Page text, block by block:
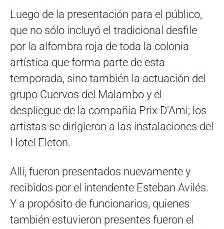
Luego de la presentación para el público,
que no sólo incluyó el tradicional desfile
por la alfombra roja de toda la colonia
artística que forma parte de esta
temporada, sino también la actuación del
grupo Cuervos del Malambo y el
despliegue de la compañía Prix D’Ami; los
artistas se dirigieron a las instalaciones del
Hotel Eleton.
Allí, fueron presentados nuevamente y
recibidos por el intendente Esteban Avilés.
Y a propósito de funcionarios, quienes
también estuvieron presentes fueron el